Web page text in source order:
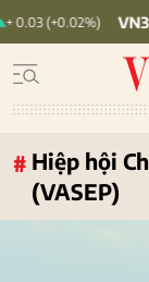
VN30:1,902.79
# Hiệp hội
(VASEP)